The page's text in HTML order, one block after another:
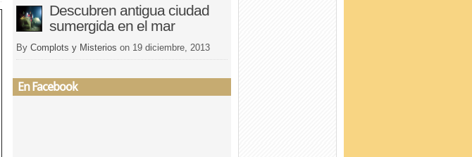
Descubren antigua ciudad
sumergida en el mar
By Complots y Misterios on 19 diciembre, 2013
En Facebook